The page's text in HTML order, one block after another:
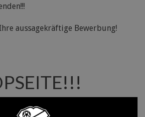
aussagekräftige Bewerbung!